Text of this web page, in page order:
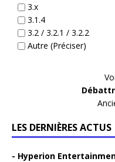
3.x
3.1.4
3.2 / 3.2.1 / 3.2.2
Autre (Préciser)
LES DERNIÈRES ACTUS
Hyperion